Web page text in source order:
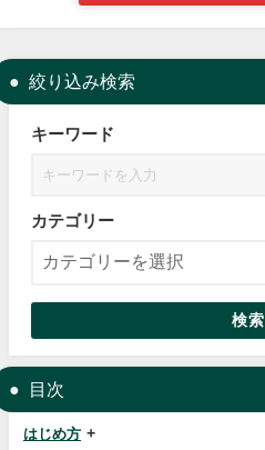
絞り込み検索
キーワード
カテゴリー
検索
目次
はじめ方